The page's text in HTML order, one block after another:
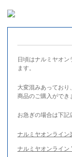
日頃はナルミヤオ
ます。
大変混みあっており
商品のご購入ができ
お急ぎの場合は下記
ナルミヤオンライン
ナルミヤオンライン